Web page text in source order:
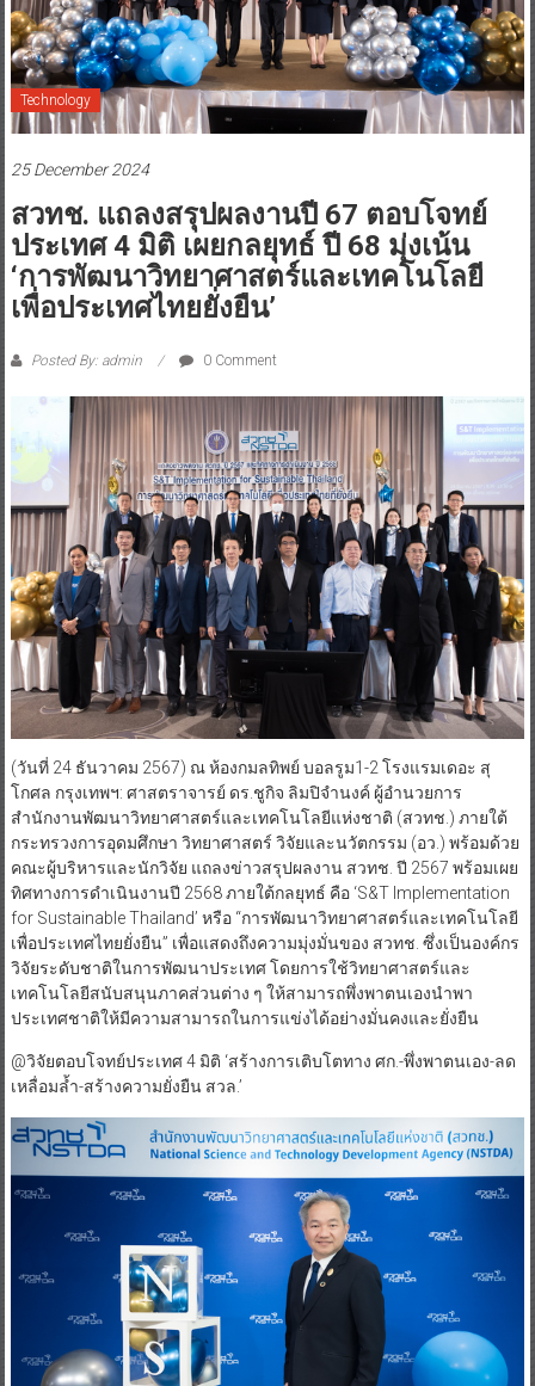
Technology
25 December 2024
สวทช. แถลงสรุปผลงานปี 67 ตอบโจทย์
ประเทศ 4 มิติ เผยกลยุทธ์ ปี 68 มุ่งเน้น
‘การพัฒนาวิทยาศาสตร์และเทคโนโลยี
เพื่อประเทศไทยยั่งยืน’
Posted By: admin 0 Comment
(วันที่ 24 ธันวาคม 2567) ณ ห้องกมลทิพย์ บอลรูม1-2 โรงแรมเดอะ สุ
โกศล กรุงเทพฯ: ศาสตราจารย์ ดร.ชูกิจ ลิมปิจำนงค์ ผู้อำนวยการ
สำนักงานพัฒนาวิทยาศาสตร์และเทคโนโลยีแห่งชาติ (สวทช.) ภายใต้
กระทรวงการอุดมศึกษา วิทยาศาสตร์ วิจัยและนวัตกรรม (อว.) พร้อมด้วย
คณะผู้บริหารและนักวิจัย แถลงข่าวสรุปผลงาน สวทช. ปี 2567 พร้อมเผย
ทิศทางการดำเนินงานปี 2568 ภายใต้กลยุทธ์ คือ ‘S&T Implementation
for Sustainable Thailand’ หรือ “การพัฒนาวิทยาศาสตร์และเทคโนโลยี
เพื่อประเทศไทยยั่งยืน” เพื่อแสดงถึงความมุ่งมั่นของ สวทช. ซึ่งเป็นองค์กร
วิจัยระดับชาติในการพัฒนาประเทศ โดยการใช้วิทยาศาสตร์และ
เทคโนโลยีสนับสนุนภาคส่วนต่าง ๆ ให้สามารถพึ่งพาตนเองนำพา
ประเทศชาติให้มีความสามารถในการแข่งได้อย่างมั่นคงและยั่งยืน
@วิจัยตอบโจทย์ประเทศ 4 มิติ ‘สร้างการเติบโตทาง ศก.-พึ่งพาตนเอง-ลด
เหลื่อมล้ำ-สร้างความยั่งยืน สวล.’